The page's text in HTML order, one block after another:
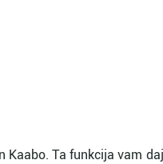
Ta funkcija vam